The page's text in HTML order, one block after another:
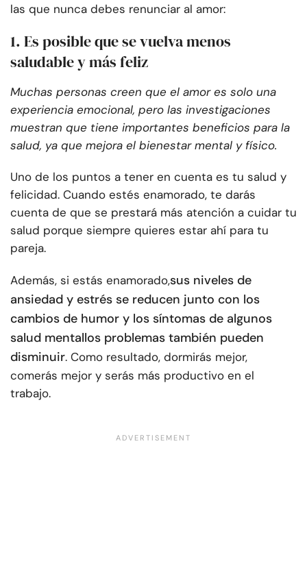
las que nunca debes renunciar al amor:
1. Es posible que se vuelva menos
saludable y más feliz
Muchas personas creen que el amor es solo una
experiencia emocional, pero las investigaciones
muestran que tiene importantes beneficios para la
salud, ya que mejora el bienestar mental y físico.
Uno de los puntos a tener en cuenta es tu salud y
felicidad. Cuando estés enamorado, te darás
cuenta de que se prestará más atención a cuidar tu
salud porque siempre quieres estar ahí para tu
pareja.
Además, si estás enamorado,sus niveles de
ansiedad y estrés se reducen junto con los
cambios de humor y los síntomas de algunos
salud mentallos problemas también pueden
disminuir. Como resultado, dormirás mejor,
comerás mejor y serás más productivo en el
trabajo.